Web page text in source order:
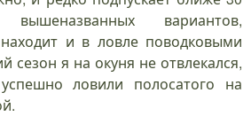
вариантов,
и в ловле поводковыми
сезон я на окуня не отвлекался,
ловили полосатого на